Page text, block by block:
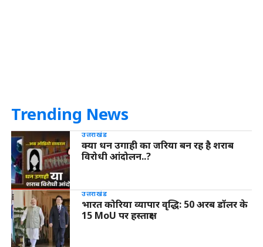
Trending News
उत्तराखंड
क्या धन उगाही का जरिया बन रह है शराब
विरोधी आंदोलन..?
उत्तराखंड
भारत कोरिया व्यापार वृद्धि: 50 अरब डॉलर के
15 MoU पर हस्ताक्षर